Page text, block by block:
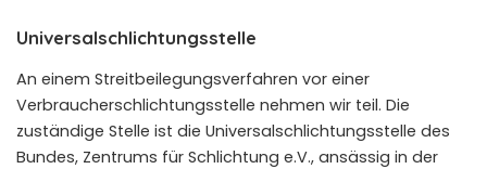
Universal­schlichtungs­stelle
An einem Streitbeilegungsverfahren vor einer
Verbraucherschlichtungsstelle nehmen wir teil. Die
zuständige Stelle ist die Universalschlichtungsstelle des
Bundes, Zentrums für Schlichtung e.V., ansässig in der